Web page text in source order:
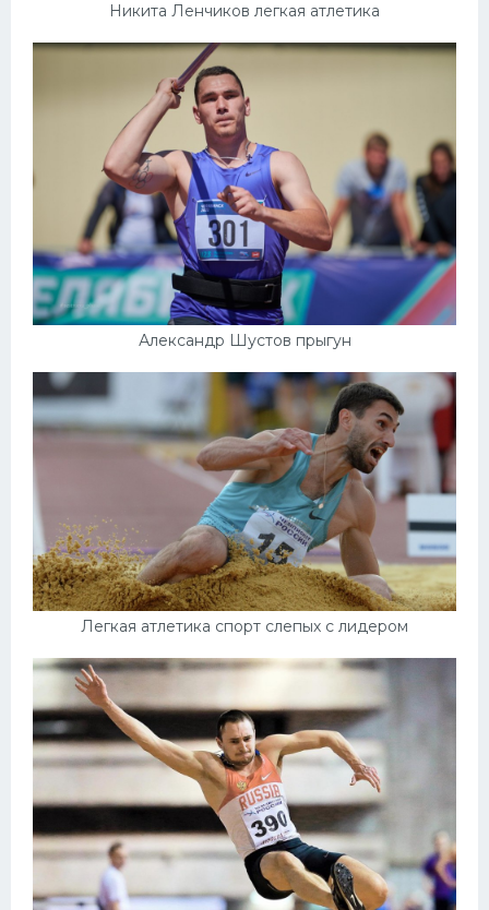
Никита Ленчиков легкая атлетика
Александр Шустов прыгун
Легкая атлетика спорт слепых с лидером